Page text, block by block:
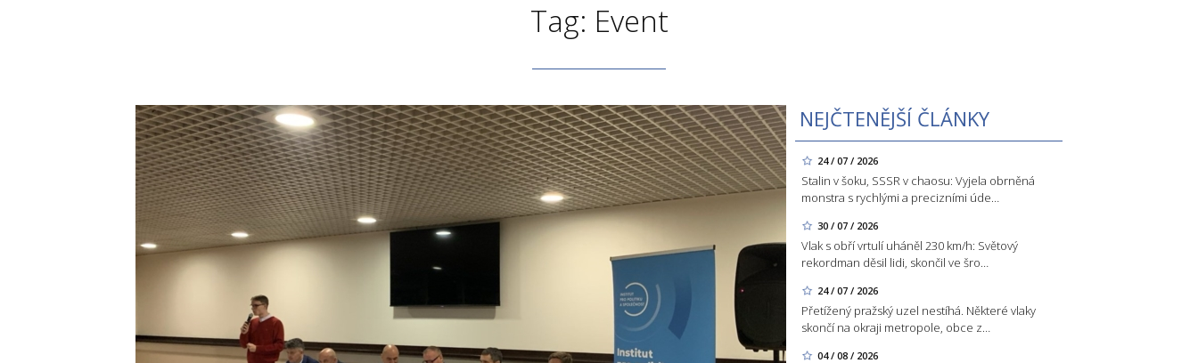
Tag: Event
NEJČTENĚJŠÍ ČLÁNKY
24 / 07 / 2026
Stalin v šoku, SSSR v chaosu: Vyjela obrněná
monstra s rychlými a precizními úde…
30 / 07 / 2026
Vlak s obří vrtulí uháněl 230 km/h: Světový
rekordman děsil lidi, skončil ve šro…
24 / 07 / 2026
Přetížený pražský uzel nestíhá. Některé vlaky
skončí na okraji metropole, obce z…
04 / 08 / 2026